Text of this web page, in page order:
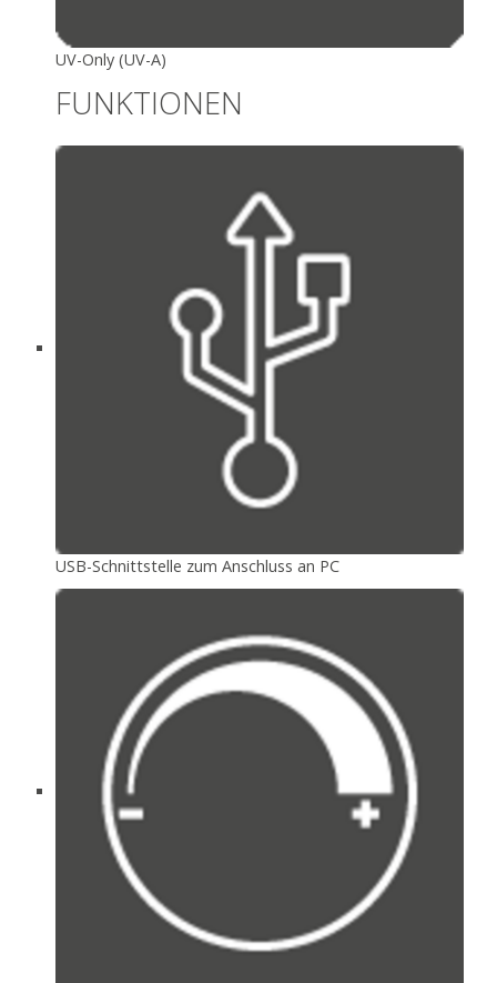
UV-Only (UV-A)
FUNKTIONEN
USB-Schnittstelle zum Anschluss an PC